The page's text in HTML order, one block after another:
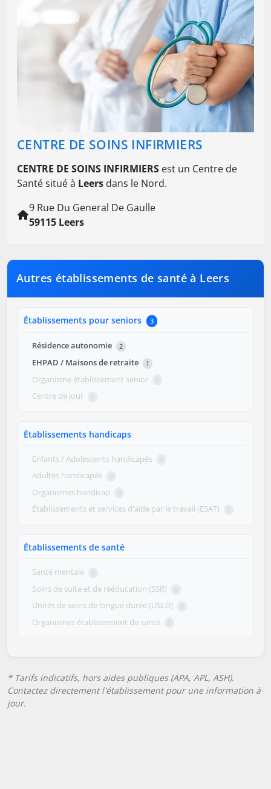
CENTRE DE SOINS INFIRMIERS
CENTRE DE SOINS INFIRMIERS est un Centre de
Santé situé à Leers dans le Nord.
9 Rue Du General De Gaulle
59115 Leers
Autres établissements de santé à Leers
Établissements pour seniors 3
Résidence autonomie 2
EHPAD / Maisons de retraite 1
Organisme établissement senior 0
Centre de jour 0
Établissements handicaps
Enfants / Adolescents handicapés 0
Adultes handicapés 0
Organismes handicap 0
Établissements et services d'aide par le travail (ESAT) 0
Établissements de santé
Santé mentale 0
Soins de suite et de rééducation (SSR) 0
Unités de soins de longue durée (USLD) 0
Organismes établissement de santé 0
* Tarifs indicatifs, hors aides publiques (APA, APL, ASH).
Contactez directement l'établissement pour une information à
jour.